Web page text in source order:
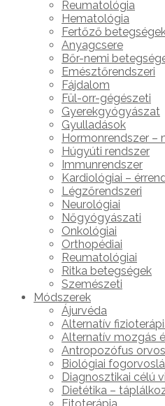
Reumatológia
Hematológia
Fertőző
Anyagcsere
Bőr-nemi
Emésztőrendszeri
Fájdalom
Fül-orr-gégészeti
Gyerekgyógyászat
Gyulladások
Hormonrendszer –
Húgyúti rendszer
Immunrendszer
Kardiológiai –
Légzőrendszeri
Neurológiai
Nőgyógyászati
Onkológiai
Orthopédiai
Reumatológiai
Ritka betegségek
Szemészeti
Módszerek
Ájurvéda
Alternatív
Alternatív mozgás
Antropozófus
Biológiai
Diagnosztikai célú
Dietétika –